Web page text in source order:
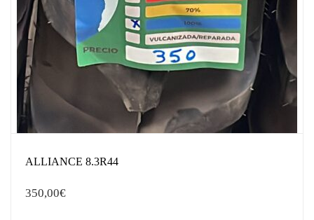
ALLIANCE 8.3R44
350,00€